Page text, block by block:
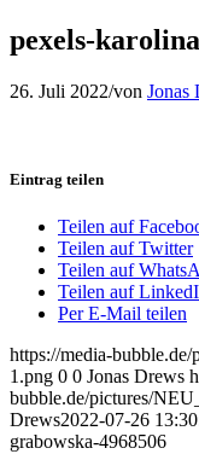
pexels-
26. Juli 2022/von Jonas
Eintrag teilen
Teilen auf
Teilen auf Twitter
Teilen auf
Teilen auf
Per E-Mail teilen
https://media-
1.png 0 0 Jonas Drews
bubble.de/pictures/
Drews2022-07-26
grabowska-4968506